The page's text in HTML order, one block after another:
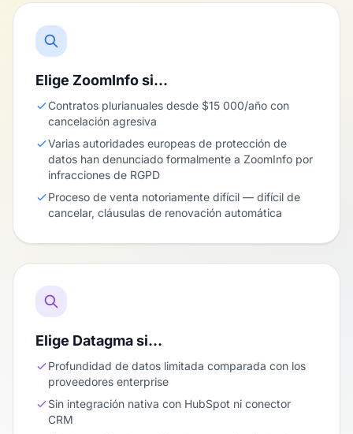
Elige ZoomInfo si…
Contratos plurianuales desde $15 000/año con
cancelación agresiva
Varias autoridades europeas de protección de
datos han denunciado formalmente a ZoomInfo por
infracciones de RGPD
Proceso de venta notoriamente difícil — difícil de
cancelar, cláusulas de renovación automática
Elige Datagma si…
Profundidad de datos limitada comparada con los
proveedores enterprise
Sin integración nativa con HubSpot ni conector
CRM